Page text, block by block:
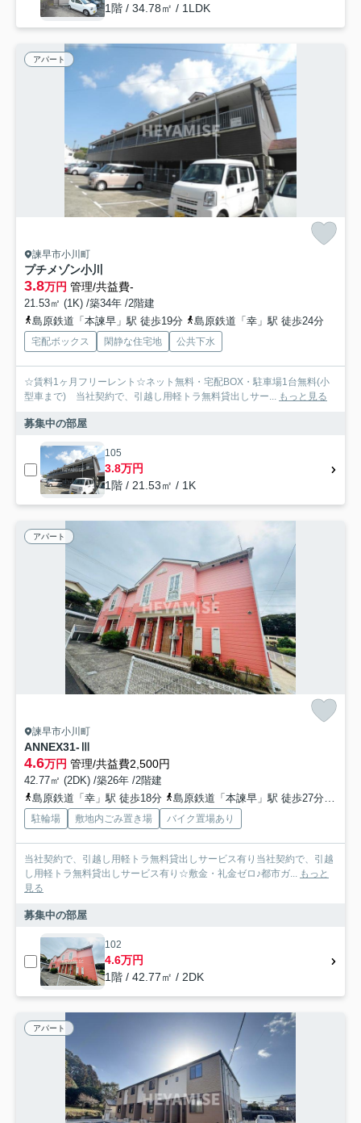
1階 / 34.78㎡ / 1LDK
アパート
諫早市小川町
プチメゾン小川
3.8万円 管理/共益費-
21.53㎡ (1K) /築34年 /2階建
島原鉄道「本諫早」駅 徒歩19分
島原鉄道「幸」駅 徒歩24分
宅配ボックス 閑静な住宅地 公共下水
☆賃料1ヶ月フリーレント☆ネット無料・宅配BOX・駐車場1台無料(小
型車まで) 当社契約で、引越し用軽トラ無料貸出しサー... もっと見る
募集中の部屋
105
3.8万円
1階 / 21.53㎡ / 1K
アパート
諫早市小川町
ANNEX31-Ⅲ
4.6万円 管理/共益費2,500円
42.77㎡ (2DK) /築26年 /2階建
島原鉄道「幸」駅 徒歩18分
島原鉄道「本諫早」駅 徒歩27分
駐輪場 敷地内ごみ置き場 バイク置場あり
当社契約で、引越し用軽トラ無料貸出しサービス有り当社契約で、引越
し用軽トラ無料貸出しサービス有り☆敷金・礼金ゼロ♪都市ガ... もっと
見る
募集中の部屋
102
4.6万円
1階 / 42.77㎡ / 2DK
アパート